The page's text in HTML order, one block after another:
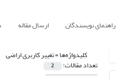
راهنمای نویسندگان ارسال مقاله
کلیدواژه‌ها =تغییر کاربری اراضی
تعداد مقالات: 2